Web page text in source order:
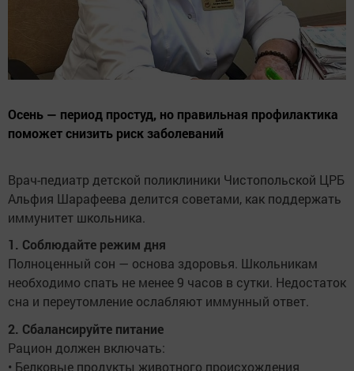
Осень — период простуд, но правильная профилактика
поможет снизить риск заболеваний
Врач-педиатр детской поликлиники Чистопольской ЦРБ
Альфия Шарафеева делится советами, как поддержать
иммунитет школьника.
1. Соблюдайте режим дня
Полноценный сон — основа здоровья. Школьникам
необходимо спать не менее 9 часов в сутки. Недостаток
сна и переутомление ослабляют иммунный ответ.
2. Сбалансируйте питание
Рацион должен включать:
• Белковые продукты животного происхождения